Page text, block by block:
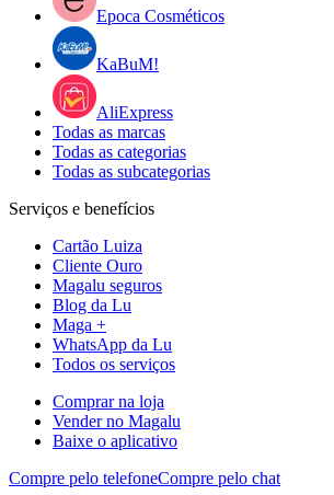
Epoca Cosméticos
KaBuM!
AliExpress
Todas as marcas
Todas as categorias
Todas as subcategorias
Serviços e benefícios
Cartão Luiza
Cliente Ouro
Magalu seguros
Blog da Lu
Maga +
WhatsApp da Lu
Todos os serviços
Comprar na loja
Vender no Magalu
Baixe o aplicativo
Compre pelo telefoneCompre pelo chat